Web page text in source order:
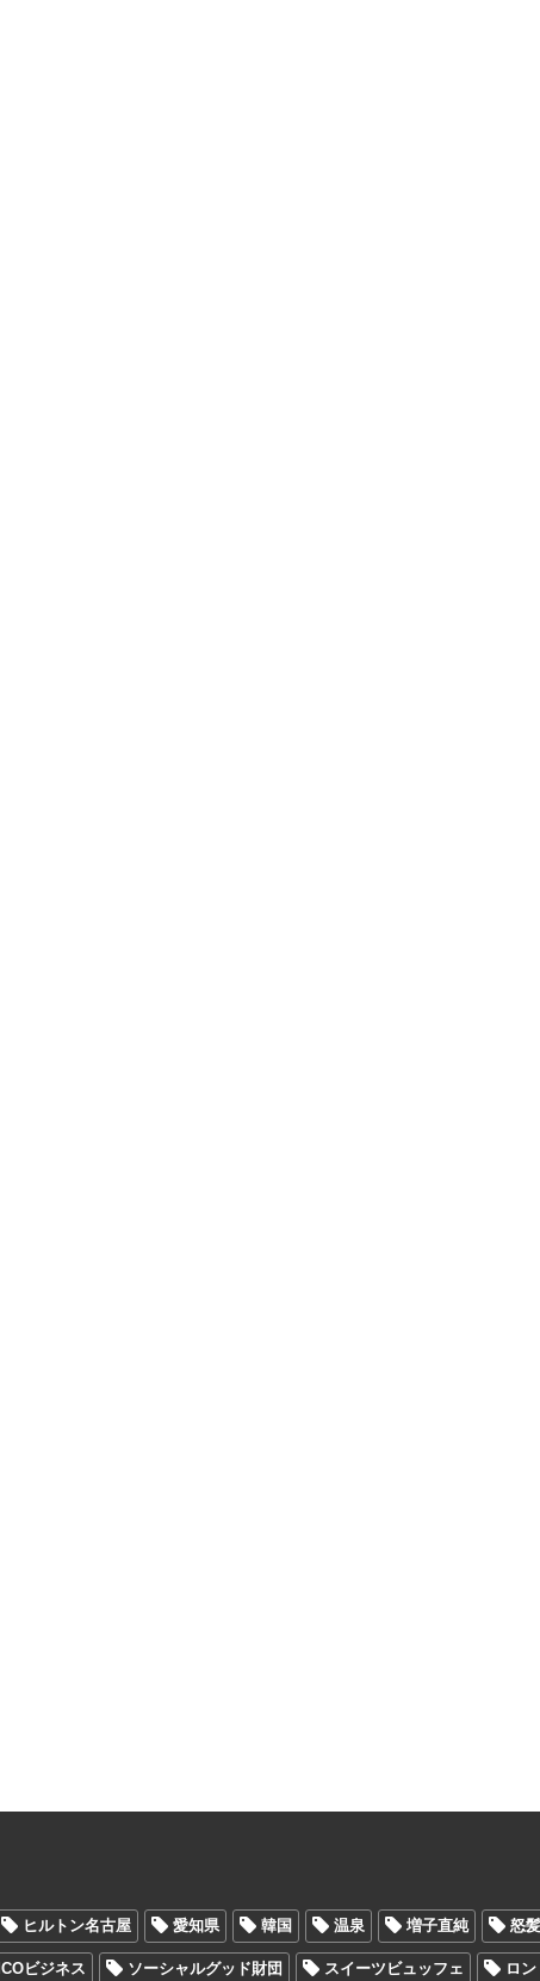
ヒルトン名古屋 愛知県 韓国 温泉 増子直純 怒
ICOビジネス ソーシャルグッド財団 スイーツビュッフェ ロ